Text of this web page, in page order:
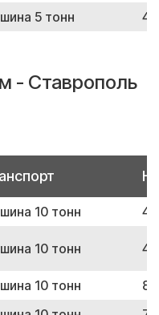
5 тонн
- Ставрополь
10 тонн
10 тонн
10 тонн